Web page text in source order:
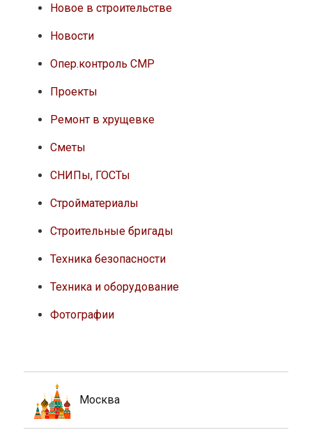
Новое в строительстве
Новости
Опер.контроль СМР
Проекты
Ремонт в хрущевке
Сметы
СНИПы, ГОСТы
Стройматериалы
Строительные бригады
Техника безопасности
Техника и оборудование
Фотографии
Москва